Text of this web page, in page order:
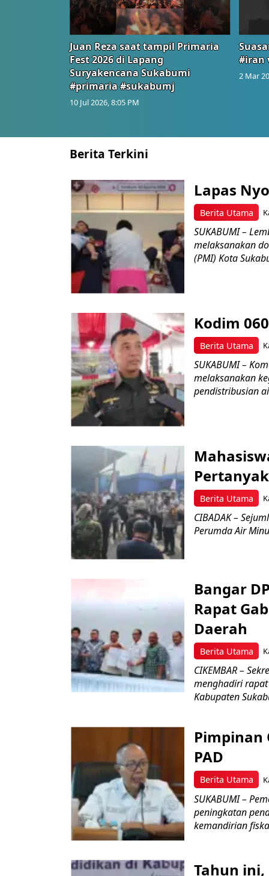
Juan Reza saat tampil Primaria
Fest 2026 di Lapang
Suryakencana Sukabumi
#primaria #sukabumj
10 Jul 2026, 8:05 PM
#iran
2 Mar
Berita Terkini
Berita Utama
Lapas
SUKABUMI –
melaksanakan
(PMI) Kota
Berita Utama
Kodim
SUKABUMI –
melaksanakan
pendistribusian
Berita Utama
CIBADAK –
Perumda Air
Berita Utama
Bangar
Rapat
Daerah
CIKEMBAR –
menghadiri
Kabupaten
Berita Utama
Pimpinan
PAD
SUKABUMI –
peningkatan
kemandirian
Tahun ini,